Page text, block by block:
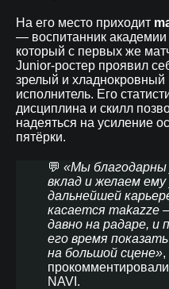
На его место приходит
— воспитанник академии
который с первых же
Junior-ростер проявил
зрелый и хладнокровный
исполнитель. Его
дисциплина и скилл
надеяться на усиление
пятёрки.
💬 «Мы благодарны
вклад и желаем ему
дальнейшей
касается makazze
давно на радаре, и
его время
на большой сцене»
NAVI.